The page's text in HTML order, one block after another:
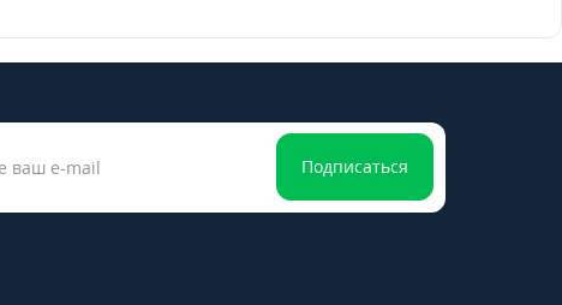
Подписаться